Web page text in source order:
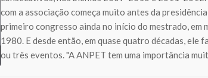
com a associação começa muito antes da
primeiro congresso ainda no início do mestrado, em
1980. E desde então, em quase quatro décadas, ele
ou três eventos. "A ANPET tem uma importância